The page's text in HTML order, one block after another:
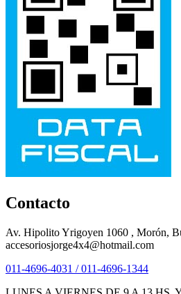
Contacto
Av. Hipolito Yrigoyen 1060 , Morón,
accesoriosjorge4x4@hotmail.com
011-4696-4031 / 011-4696-1344